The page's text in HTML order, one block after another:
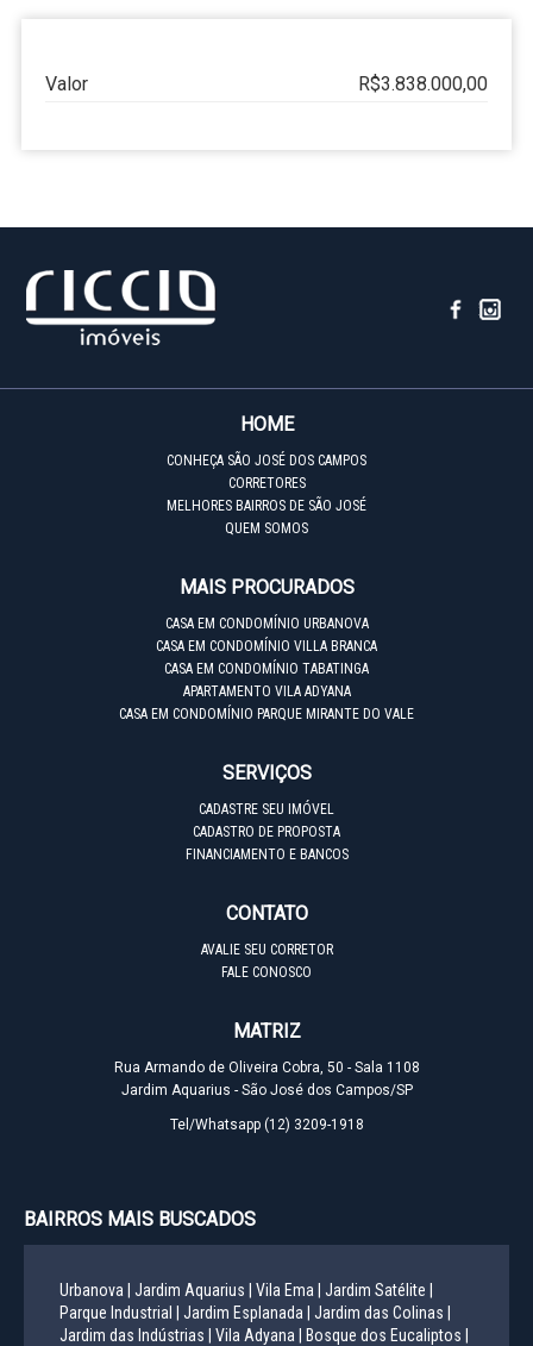
Valor R$3.838.000,00
HOME
CONHEÇA SÃO JOSÉ DOS CAMPOS
CORRETORES
MELHORES BAIRROS DE SÃO JOSÉ
QUEM SOMOS
MAIS PROCURADOS
CASA EM CONDOMÍNIO URBANOVA
CASA EM CONDOMÍNIO VILLA BRANCA
CASA EM CONDOMÍNIO TABATINGA
APARTAMENTO VILA ADYANA
CASA EM CONDOMÍNIO PARQUE MIRANTE DO VALE
SERVIÇOS
CADASTRE SEU IMÓVEL
CADASTRO DE PROPOSTA
FINANCIAMENTO E BANCOS
CONTATO
AVALIE SEU CORRETOR
FALE CONOSCO
MATRIZ
Rua Armando de Oliveira Cobra, 50 - Sala 1108
Jardim Aquarius - São José dos Campos/SP
Tel/Whatsapp (12) 3209-1918
BAIRROS MAIS BUSCADOS
Urbanova | Jardim Aquarius | Vila Ema |
Jardim Satélite |
Parque Industrial |
Jardim Esplanada |
Jardim das Colinas |
Jardim das Indústrias |
Vila Adyana |
Bosque dos Eucaliptos |